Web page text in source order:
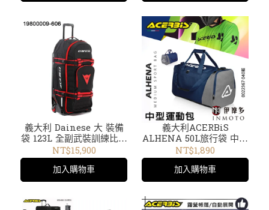
義大利 Dainese 大 裝備
袋 123L 全副武裝訓練比賽
出遊旅行 D-RIG2
WHEELED BAG 1980064
NT$15,900
加入購物車
義大利ACERBiS
ALHENA 50L旅行袋 中型
運動包 耐磨 騎車旅行露營
運動健身0022367 040藍
22367
NT$1,890
加入購物車